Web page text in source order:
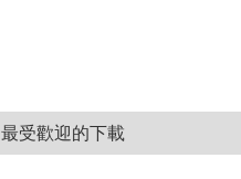
最受歡迎的下載